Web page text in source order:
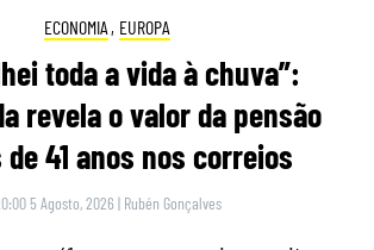
ECONOMIA , EUROPA
toda a vida à chuva”:
revela o valor da pensão
41 anos nos correios
5 Agosto, 2026 | Rubén Gonçalves